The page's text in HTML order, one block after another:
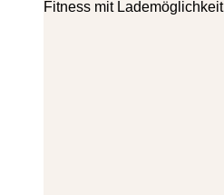
Fitness mit Lademöglichkeit